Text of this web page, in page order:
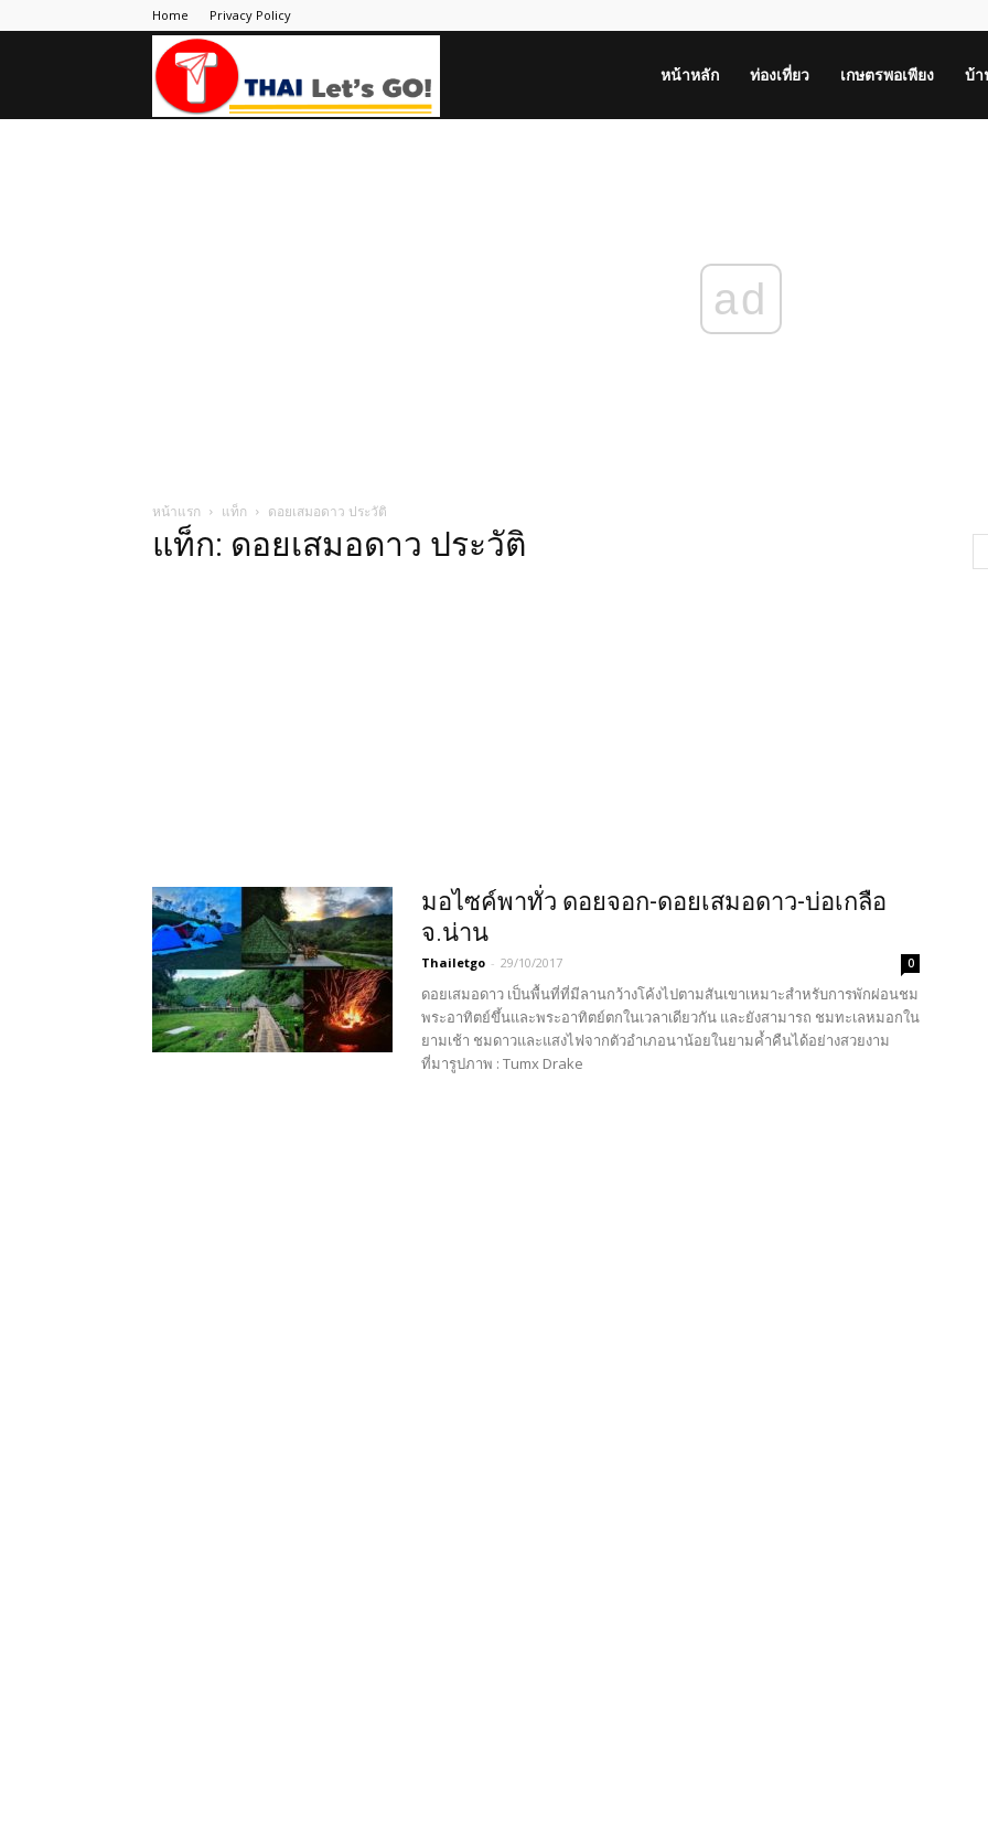
Home Privacy Policy
หน้าหลัก ท่องเที่ยว เกษตรพอเพียง บ้
ad
หน้าแรก แท็ก ดอยเสมอดาว ประวัติ
แท็ก: ดอยเสมอดาว ประวัติ
มอไซค์พาทั่ว ดอยจอก-ดอยเสมอดาว-บ่อเกลือ
จ.น่าน
Thailetgo - 29/10/2017 0
ดอยเสมอดาว เป็นพื้นที่ที่มีลานกว้างโค้งไปตามสันเขาเหมาะสำหรับการพักผ่อนชม
พระอาทิตย์ขึ้นและพระอาทิตย์ตกในเวลาเดียวกัน และยังสามารถ ชมทะเลหมอกใน
ยามเช้า ชมดาวและแสงไฟจากตัวอำเภอนาน้อยในยามค้ำคืนได้อย่างสวยงาม
ที่มารูปภาพ : Tumx Drake